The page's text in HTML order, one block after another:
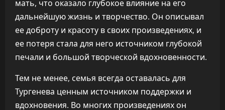
мать, что оказало глубокое влияние на его
дальнейшую жизнь и творчество. Он описывал
ее доброту и красоту в своих произведениях, и
ее потеря стала для него источником глубокой
печали и большой творческой вдохновенности.
Тем не менее, семья всегда оставалась для
Тургенева ценным источником поддержки и
вдохновения. Во многих произведениях он